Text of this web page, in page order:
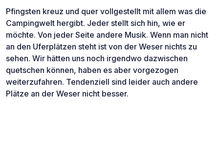
Pfingsten kreuz und quer vollgestellt mit allem was die
Campingwelt hergibt. Jeder stellt sich hin, wie er
möchte. Von jeder Seite andere Musik. Wenn man nicht
an den Uferplätzen steht ist von der Weser nichts zu
sehen. Wir hätten uns noch irgendwo dazwischen
quetschen können, haben es aber vorgezogen
weiterzufahren. Tendenziell sind leider auch andere
Plätze an der Weser nicht besser.